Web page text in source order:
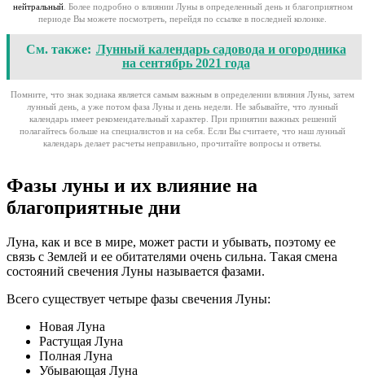
нейтральный. Более подробно о влиянии Луны в определенный день и благоприятном
периоде Вы можете посмотреть, перейдя по ссылке в последней колонке.
См. также: Лунный календарь садовода и огородника
на сентябрь 2021 года
Помните, что знак зодиака является самым важным в определении влияния Луны, затем
лунный день, а уже потом фаза Луны и день недели. Не забывайте, что лунный
календарь имеет рекомендательный характер. При принятии важных решений
полагайтесь больше на специалистов и на себя. Если Вы считаете, что наш лунный
календарь делает расчеты неправильно, прочитайте вопросы и ответы.
Фазы луны и их влияние на
благоприятные дни
Луна, как и все в мире, может расти и убывать, поэтому ее
связь с Землей и ее обитателями очень сильна. Такая смена
состояний свечения Луны называется фазами.
Всего существует четыре фазы свечения Луны:
Новая Луна
Растущая Луна
Полная Луна
Убывающая Луна